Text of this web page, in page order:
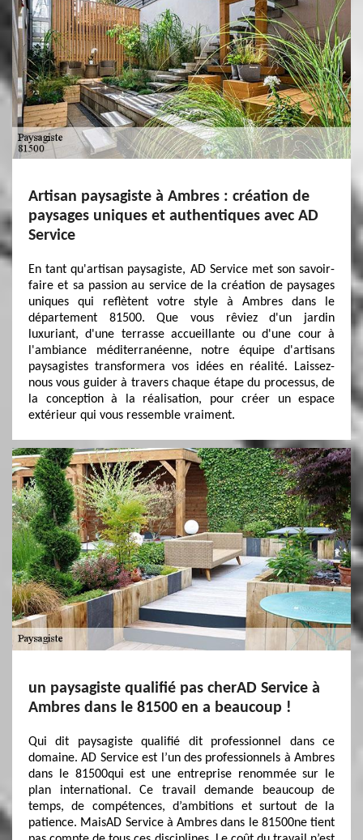
Artisan paysagiste à Ambres : création de
paysages uniques et authentiques avec AD
Service
En tant qu'artisan paysagiste, AD Service met son savoir-
faire et sa passion au service de la création de paysages
uniques qui reflètent votre style à Ambres dans le
département 81500. Que vous rêviez d'un jardin
luxuriant, d'une terrasse accueillante ou d'une cour à
l'ambiance méditerranéenne, notre équipe d'artisans
paysagistes transformera vos idées en réalité. Laissez-
nous vous guider à travers chaque étape du processus, de
la conception à la réalisation, pour créer un espace
extérieur qui vous ressemble vraiment.
un paysagiste qualifié pas cherAD Service à
Ambres dans le 81500 en a beaucoup !
Qui dit paysagiste qualifié dit professionnel dans ce
domaine. AD Service est l’un des professionnels à Ambres
dans le 81500qui est une entreprise renommée sur le
plan international. Ce travail demande beaucoup de
temps, de compétences, d’ambitions et surtout de la
patience. MaisAD Service à Ambres dans le 81500ne tient